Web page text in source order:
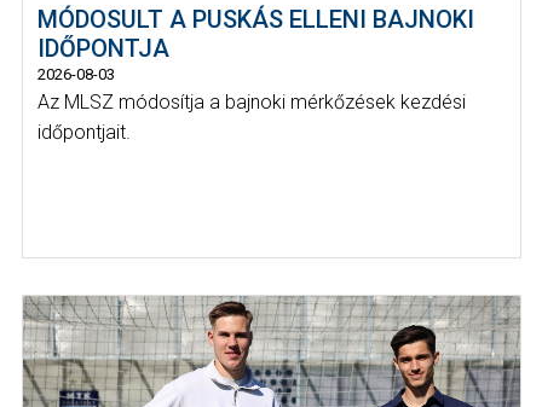
MÓDOSULT A PUSKÁS ELLENI BAJNOKI
IDŐPONTJA
2026-08-03
Az MLSZ módosítja a bajnoki mérkőzések kezdési
időpontjait.